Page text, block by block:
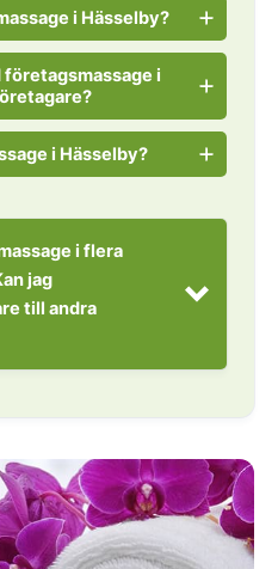
i Hässelby?
i
i Hässelby?
i flera
jag
till andra